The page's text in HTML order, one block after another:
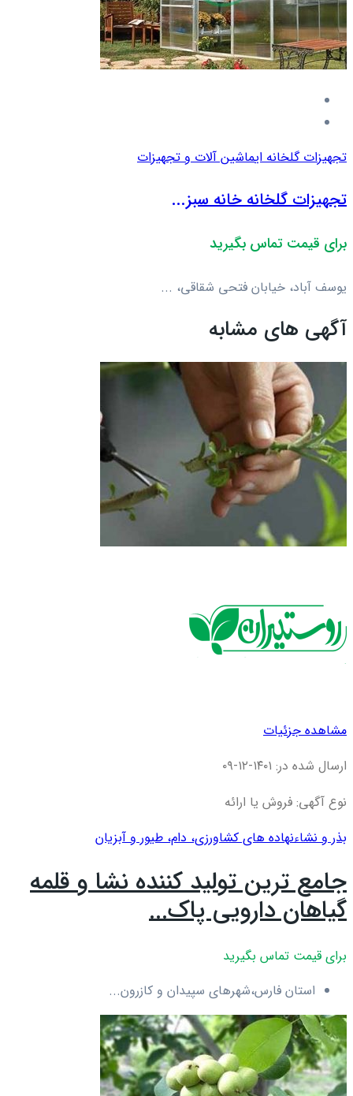
تجهیزات گلخانه ایماشین آلات و تجهیزات
تجهیزات گلخانه خانه سبز...
برای قیمت تماس بگیرید
یوسف آباد، خیابان فتحی شقاقی، ...
آگهی های مشابه
مشاهده جزئیات
ارسال شده در: ۱۴۰۱-۱۲-۰۹
نوع آگهی: فروش یا ارائه
بذر و نشاءنهاده های کشاورزی، دام، طيور و آبزيان
جامع ترین تولید کننده نشا و قلمه
گیاهان دارویی پاک...
برای قیمت تماس بگیرید
استان فارس،شهرهای سپیدان و کازرون...